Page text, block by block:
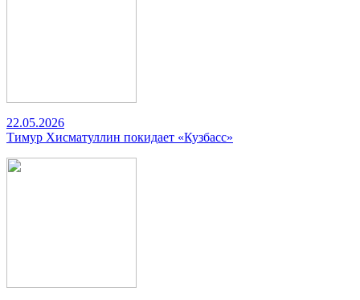
22.05.2026
Тимур Хисматуллин покидает «Кузбасс»